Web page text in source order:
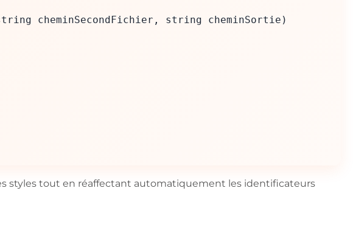
cheminSecondFichier, string cheminSortie)
styles tout en réaffectant automatiquement les identificateurs